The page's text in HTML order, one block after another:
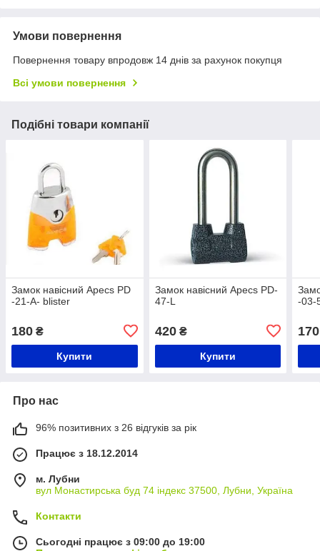
Умови повернення
Повернення товару впродовж 14 днів за рахунок покупця
Всі умови повернення
Подібні товари компанії
Замок навісний Apecs PD
-21-А- blister
180 ₴
Купити
Замок навісний Apecs PD-
47-L
420₴
Купити
-03-
170
Про нас
96% позитивних з 26 відгуків за рік
Працює з 18.12.2014
м. Лубни
вул Монастирська буд 74 індекс 37500, Лубни, Україна
Контакти
Сьогодні працює з 09:00 до 19:00